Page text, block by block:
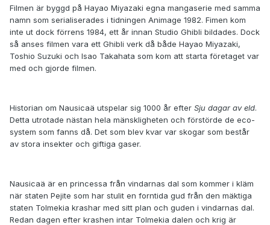
Filmen är byggd på Hayao Miyazaki egna mangaserie med samma
namn som serialiserades i tidningen Animage 1982. Fimen kom
inte ut dock förrens 1984, ett år innan Studio Ghibli bildades. Dock
så anses filmen vara ett Ghibli verk då både Hayao Miyazaki,
Toshio Suzuki och Isao Takahata som kom att starta företaget var
med och gjorde filmen.
Historian om Nausicaä utspelar sig 1000 år efter Sju dagar av eld.
Detta utrotade nästan hela mänskligheten och förstörde de eco-
system som fanns då. Det som blev kvar var skogar som består
av stora insekter och giftiga gaser.
Nausicaä är en princessa från vindarnas dal som kommer i kläm
när staten Pejite som har stulit en forntida gud från den mäktiga
staten Tolmekia krashar med sitt plan och guden i vindarnas dal.
Redan dagen efter krashen intar Tolmekia dalen och krig är